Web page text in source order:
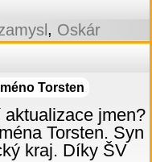
, Oskár
Torsten
jmen?
Torsten. Syn
kraj. Díky ŠV